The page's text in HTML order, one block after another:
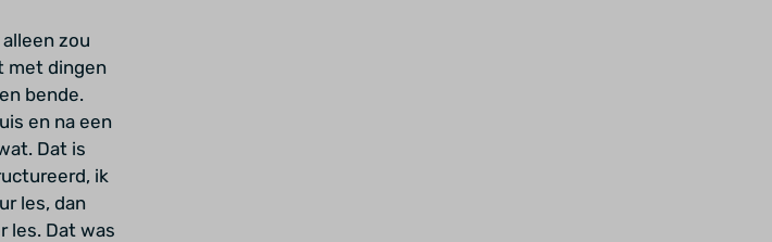
zou
met dingen
bende.
en na een
Dat is
ik
les, dan
les. Dat was